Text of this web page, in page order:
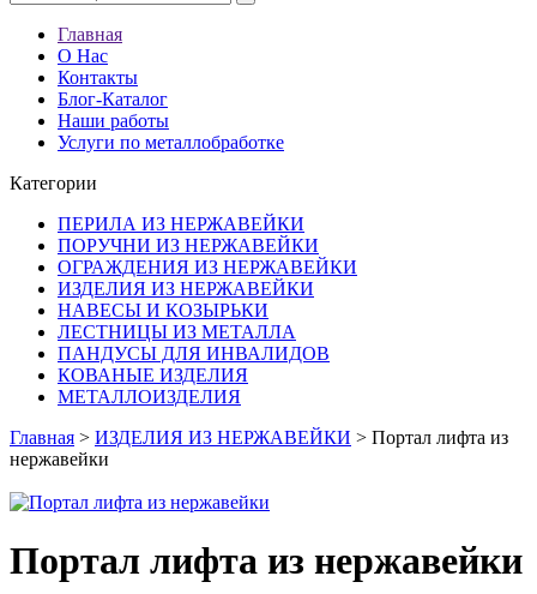
Главная
О Нас
Контакты
Блог-Каталог
Наши работы
Услуги по металлобработке
Категории
ПЕРИЛА ИЗ НЕРЖАВЕЙКИ
ПОРУЧНИ ИЗ НЕРЖАВЕЙКИ
ОГРАЖДЕНИЯ ИЗ НЕРЖАВЕЙКИ
ИЗДЕЛИЯ ИЗ НЕРЖАВЕЙКИ
НАВЕСЫ И КОЗЫРЬКИ
ЛЕСТНИЦЫ ИЗ МЕТАЛЛА
ПАНДУСЫ ДЛЯ ИНВАЛИДОВ
КОВАНЫЕ ИЗДЕЛИЯ
МЕТАЛЛОИЗДЕЛИЯ
Главная > ИЗДЕЛИЯ ИЗ НЕРЖАВЕЙКИ > Портал лифта из
нержавейки
Портал лифта из нержавейки